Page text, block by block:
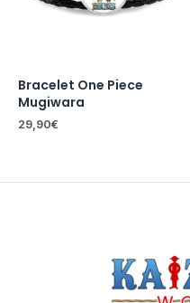
Bracelet One Piece
Mugiwara
29,90€